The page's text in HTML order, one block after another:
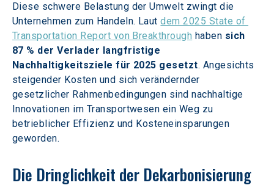
Diese schwere Belastung der Umwelt zwingt die
Unternehmen zum Handeln. Laut dem 2025 State of
Transportation Report von Breakthrough haben sich
87 % der Verlader langfristige
Nachhaltigkeitsziele für 2025 gesetzt. Angesichts
steigender Kosten und sich verändernder
gesetzlicher Rahmenbedingungen sind nachhaltige
Innovationen im Transportwesen ein Weg zu
betrieblicher Effizienz und Kosteneinsparungen
geworden.
Die Dringlichkeit der Dekarbonisierung